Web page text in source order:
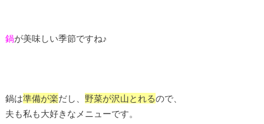
鍋が美味しい季節ですね♪
鍋は準備が楽だし、 野菜が沢山とれるので、
夫も私も大好きなメニューです。